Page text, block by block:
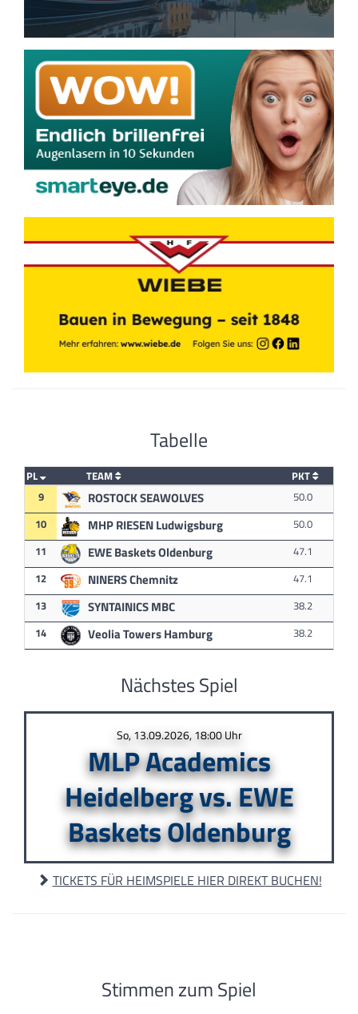
Tabelle
PL TEAM
PKT
9
ROSTOCK SEAWOLVES
50.0
10
MHP RIESEN Ludwigsburg
50.0
11
EWE Baskets Oldenburg
47.1
12
NINERS Chemnitz
47.1
13
SYNTAINICS MBC
38.2
14
Veolia Towers Hamburg 38.2
Nächstes Spiel
So, 13.09.2026, 18:00 Uhr
MLP Academics
Heidelberg vs. EWE
Baskets Oldenburg
TICKETS FÜR HEIMSPIELE HIER DIREKT BUCHEN!
Stimmen zum Spiel